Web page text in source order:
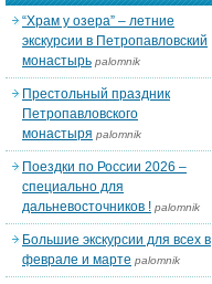
“Храм у озера” – летние
экскурсии в Петропавловский
монастырь palomnik
Престольный праздник
Петропавловского
монастыря palomnik
Поездки по России 2026 –
специально для
дальневосточников ! palomnik
Большие экскурсии для всех в
феврале и марте palomnik